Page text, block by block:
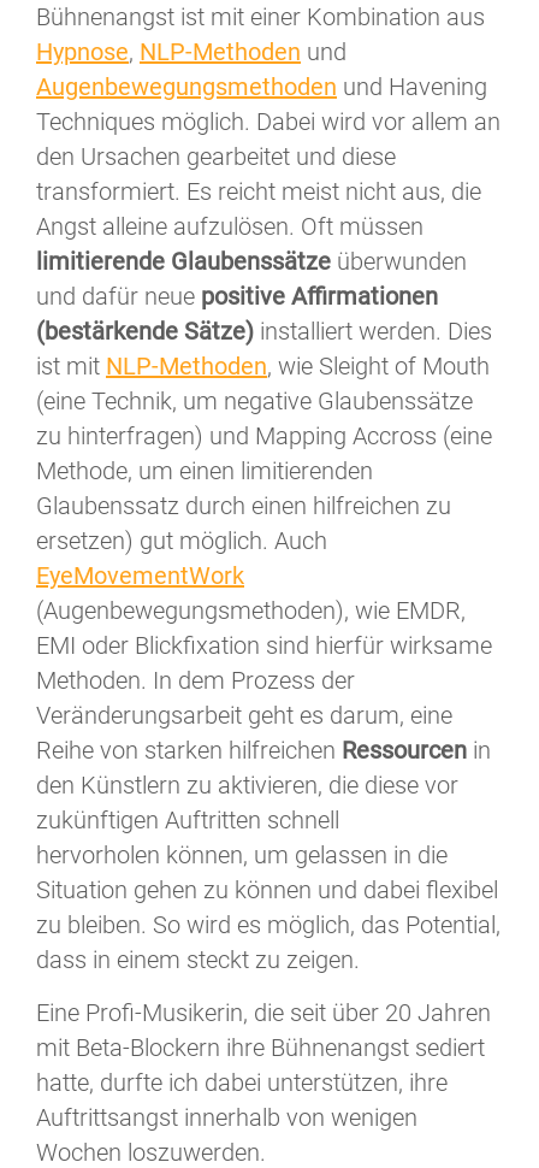
Bühnenangst ist mit einer Kombination aus
Hypnose, NLP-Methoden und
Augenbewegungsmethoden und Havening
Techniques möglich. Dabei wird vor allem an
den Ursachen gearbeitet und diese
transformiert. Es reicht meist nicht aus, die
Angst alleine aufzulösen. Oft müssen
limitierende Glaubenssätze überwunden
und dafür neue positive Affirmationen
(bestärkende Sätze) installiert werden. Dies
ist mit NLP-Methoden, wie Sleight of Mouth
(eine Technik, um negative Glaubenssätze
zu hinterfragen) und Mapping Accross (eine
Methode, um einen limitierenden
Glaubenssatz durch einen hilfreichen zu
ersetzen) gut möglich. Auch
EyeMovementWork
(Augenbewegungsmethoden), wie EMDR,
EMI oder Blickfixation sind hierfür wirksame
Methoden. In dem Prozess der
Veränderungsarbeit geht es darum, eine
Reihe von starken hilfreichen Ressourcen in
den Künstlern zu aktivieren, die diese vor
zukünftigen Auftritten schnell
hervorholen können, um gelassen in die
Situation gehen zu können und dabei flexibel
zu bleiben. So wird es möglich, das Potential,
dass in einem steckt zu zeigen.
Eine Profi-Musikerin, die seit über 20 Jahren
mit Beta-Blockern ihre Bühnenangst sediert
hatte, durfte ich dabei unterstützen, ihre
Auftrittsangst innerhalb von wenigen
Wochen loszuwerden.